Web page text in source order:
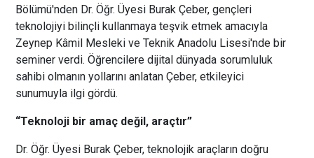
Bölümü'nden Dr. Öğr. Üyesi Burak Çeber, gençleri
teknolojiyi bilinçli kullanmaya teşvik etmek amacıyla
Zeynep Kâmil Mesleki ve Teknik Anadolu Lisesi'nde bir
seminer verdi. Öğrencilere dijital dünyada sorumluluk
sahibi olmanın yollarını anlatan Çeber, etkileyici
sunumuyla ilgi gördü.
“Teknoloji bir amaç değil, araçtır”
Dr. Öğr. Üyesi Burak Çeber, teknolojik araçların doğru